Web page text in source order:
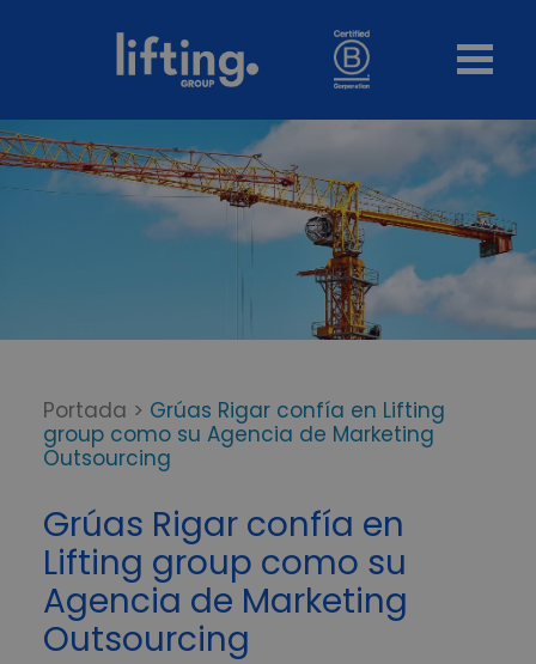
Portada > Grúas Rigar confía en Lifting
group como su Agencia de Marketing
Outsourcing
Grúas Rigar confía en
Lifting group como su
Agencia de Marketing
Outsourcing